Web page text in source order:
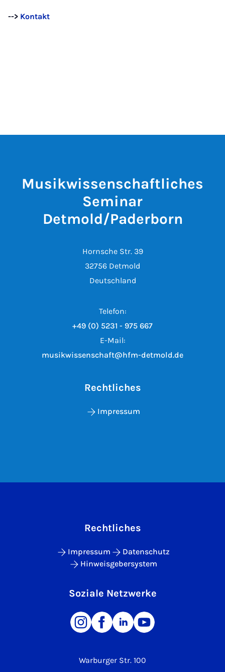
--> Kontakt
Musikwissenschaftliches
Seminar
Detmold/Paderborn
Hornsche Str. 39
32756 Detmold
Deutschland
Telefon:
+49 (0) 5231 - 975 667
E-Mail:
musikwissenschaft@hfm-detmold.de
Rechtliches
Impressum
Warburger Str. 100
Rechtliches
Impressum
Datenschutz
Hinweisgebersystem
Soziale Netzwerke